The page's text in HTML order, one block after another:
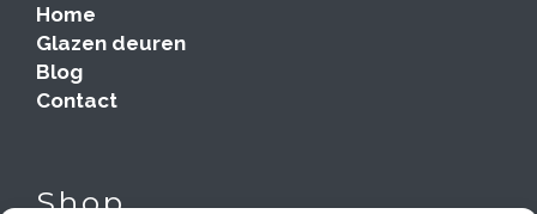
Home
Glazen deuren
Blog
Contact
Shop